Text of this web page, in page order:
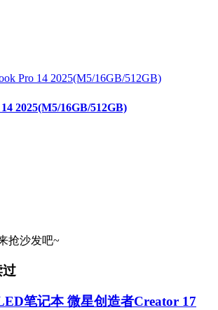
2025(M5/16GB/512GB)
抢沙发吧~
过
笔记本 微星创造者Creator 17